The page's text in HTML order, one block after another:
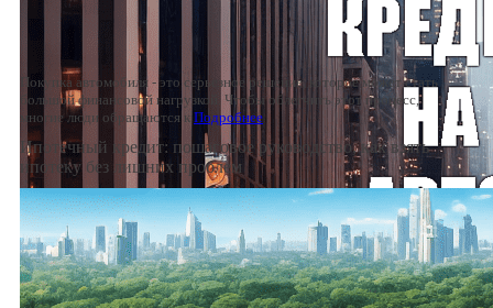
Покупка автомобиля - это серьезное решение, которое может стать
большой финансовой нагрузкой. Чтобы облегчить этот процесс,
многие люди обращаются к Подробнее
Ипотечный кредит: пошаговое руководство, как взять
ипотеку без лишних проблем